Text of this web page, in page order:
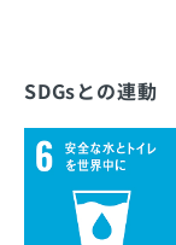
SDGsとの連動